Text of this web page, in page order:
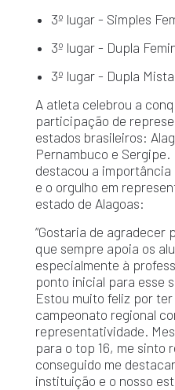
3º lugar - Simples
3º lugar - Dupla
3º lugar - Dupla
A atleta celebrou a
participação de
estados brasileiros:
Pernambuco e Sergipe.
destacou a
e o orgulho em
estado de Alagoas:
“Gostaria de agradecer
que sempre apoia os
especialmente à
ponto inicial para esse
Estou muito feliz por
campeonato regional
representatividade.
para o top 16, me sinto
conseguido me
instituição e o nosso